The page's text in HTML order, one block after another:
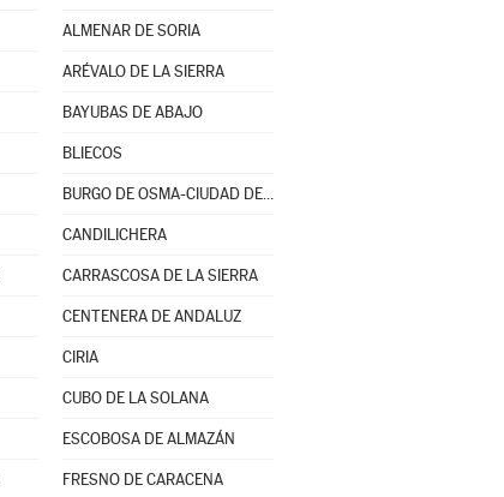
ALMENAR DE SORIA
ARÉVALO DE LA SIERRA
BAYUBAS DE ABAJO
BLIECOS
BURGO DE OSMA-CIUDAD DE OSMA
CANDILICHERA
CARRASCOSA DE LA SIERRA
CENTENERA DE ANDALUZ
CIRIA
CUBO DE LA SOLANA
ESCOBOSA DE ALMAZÁN
FRESNO DE CARACENA